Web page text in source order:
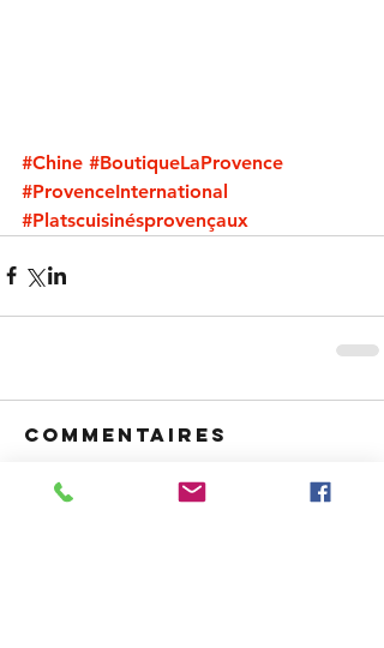
#Chine #BoutiqueLaProvence
#ProvenceInternational
#Platscuisinésprovençaux
Commentaires